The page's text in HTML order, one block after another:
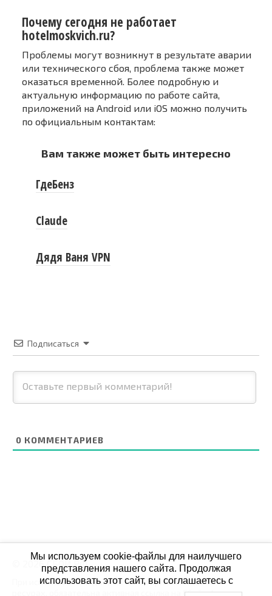
Почему сегодня не работает
hotelmoskvich.ru?
Проблемы могут возникнут в результате аварии
или технического сбоя, проблема также может
оказаться временной. Более подробную и
актуальную информацию по работе сайта,
приложений на Android или iOS можно получить
по официальным контактам:
Вам также может быть интересно
ГдеБенз
Claude
Дядя Ваня VPN
Подписаться
0 КОММЕНТАРИЕВ
© 2026 СБОЙ.РФ
При использовании данных мониторинга на своих
ресурах, обязательна активная ссылка на Сбой.рф
Мы используем cookie-файлы для наилучшего
представления нашего сайта. Продолжая
использовать этот сайт, вы соглашаетесь с